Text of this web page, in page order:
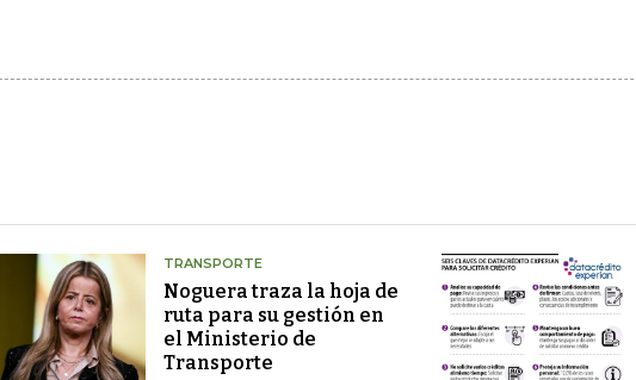
TRANSPORTE
Noguera traza la hoja de
ruta para su gestión en
el Ministerio de
Transporte